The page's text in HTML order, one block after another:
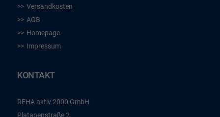
Versandkosten
AGB
Homepage
Impressum
KONTAKT
REHA aktiv 2000 GmbH
Platanenstraße 2